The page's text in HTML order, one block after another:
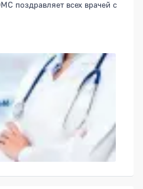
поздравляет всех врачей с